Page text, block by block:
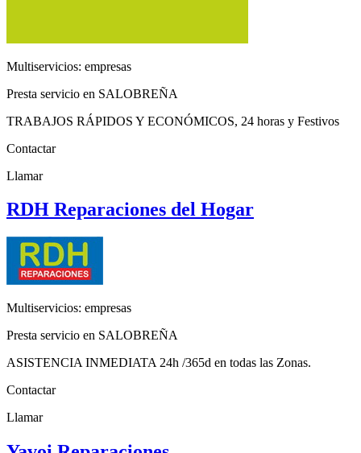
Multiservicios: empresas
Presta servicio en SALOBREÑA
TRABAJOS RÁPIDOS Y ECONÓMICOS, 24 horas y Festivos
Contactar
Llamar
RDH Reparaciones del Hogar
Multiservicios: empresas
Presta servicio en SALOBREÑA
ASISTENCIA INMEDIATA 24h /365d en todas las Zonas.
Contactar
Llamar